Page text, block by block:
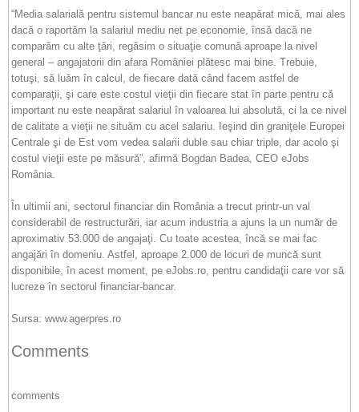
“Media salarială pentru sistemul bancar nu este neapărat mică, mai ales
dacă o raportăm la salariul mediu net pe economie, însă dacă ne
comparăm cu alte ţări, regăsim o situaţie comună aproape la nivel
general – angajatorii din afara României plătesc mai bine. Trebuie,
totuşi, să luăm în calcul, de fiecare dată când facem astfel de
comparaţii, şi care este costul vieţii din fiecare stat în parte pentru că
important nu este neapărat salariul în valoarea lui absolută, ci la ce nivel
de calitate a vieţii ne situăm cu acel salariu. Ieşind din graniţele Europei
Centrale şi de Est vom vedea salarii duble sau chiar triple, dar acolo şi
costul vieţii este pe măsură”, afirmă Bogdan Badea, CEO eJobs
România.
În ultimii ani, sectorul financiar din România a trecut printr-un val
considerabil de restructurări, iar acum industria a ajuns la un număr de
aproximativ 53.000 de angajaţi. Cu toate acestea, încă se mai fac
angajări în domeniu. Astfel, aproape 2.000 de locuri de muncă sunt
disponibile, în acest moment, pe eJobs.ro, pentru candidaţii care vor să
lucreze în sectorul financiar-bancar.
Sursa: www.agerpres.ro
Comments
comments